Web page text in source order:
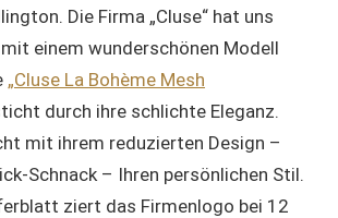
Die Firma „Cluse“ hat uns
einem wunderschönen Modell
„Cluse La Bohème Mesh
durch ihre schlichte Eleganz.
mit ihrem reduzierten Design –
Schnack – Ihren persönlichen Stil.
ziert das Firmenlogo bei 12